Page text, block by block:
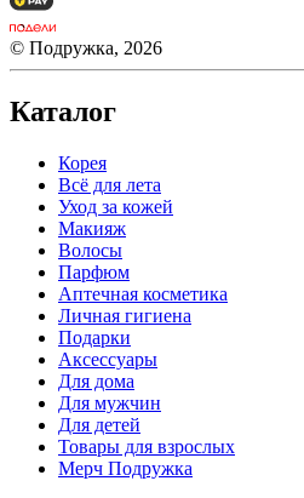
© Подружка, 2026
Каталог
Корея
Всё для лета
Уход за кожей
Макияж
Волосы
Парфюм
Аптечная косметика
Личная гигиена
Подарки
Аксессуары
Для дома
Для мужчин
Для детей
Товары для взрослых
Мерч Подружка